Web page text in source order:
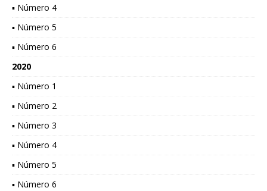
▪ Número 4
▪ Número 5
▪ Número 6
2020
▪ Número 1
▪ Número 2
▪ Número 3
▪ Número 4
▪ Número 5
▪ Número 6